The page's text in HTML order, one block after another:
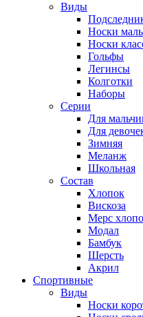
Виды
Носки
Носки
Гольфы
Легинсы
Колготки
Наборы
Серии
Для
Для
Зимняя
Меланж
Школьная
Состав
Хлопок
Вискоза
Мерс
Модал
Бамбук
Шерсть
Акрил
Спортивные
Виды
Носки